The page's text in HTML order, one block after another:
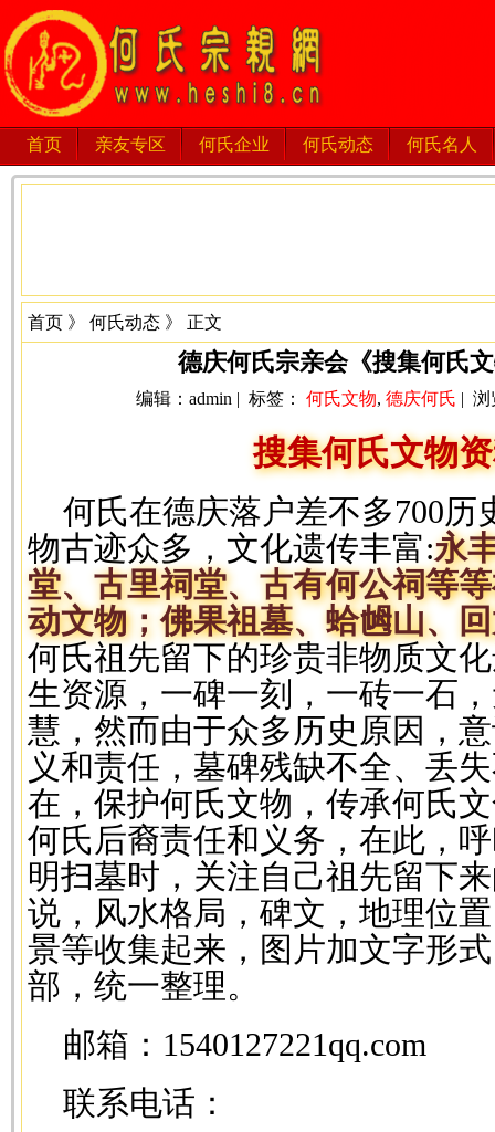
首页 亲友专区 何氏企业 何氏动态 何氏名人
首页 》 何氏动态 》 正文
德庆何氏宗亲会《搜集何氏
编辑：admin | 标签： 何氏文物, 德庆何氏 | 浏
搜集何氏文物
何氏在德庆落户差不多700历
物古迹众多，文化遗传丰富:永
堂、古里祠堂、 古有何公祠等
动文物；佛果祖墓、蛤乸山、
何氏祖先留下的珍贵非物质文
生资源，一碑一刻，一砖一石
慧，然而由于众多历史原因，
义和责任，墓碑残缺不全、丢
在，保护何氏文物，传承何氏
何氏后裔责任和义务，在此，
明扫墓时，关注自己祖先留下
说，风水格局，碑文，地理位
景等收集起来，图片加文字形
部，统一整理。
邮箱 ： 1540127221qq.com
联系电话：